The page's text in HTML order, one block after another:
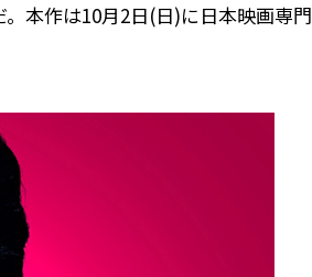
本作は10月2日(日)に日本映画専門